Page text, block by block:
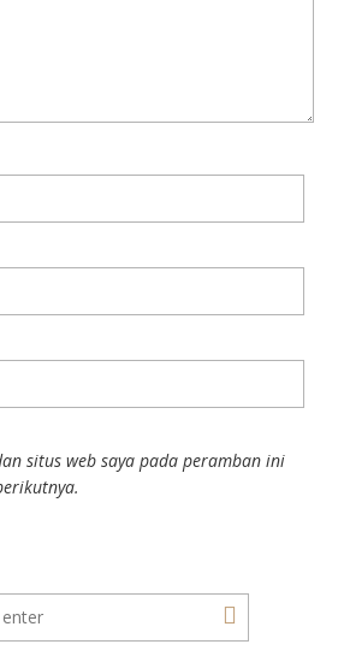
situs web saya pada peramban ini